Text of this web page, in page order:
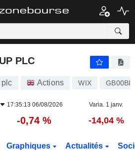
PLC
plc Actions WIX
17:35:13 06/08/2026 Varia. 1 janv.
-0,74 % -14,04 %
Graphiques Actualités